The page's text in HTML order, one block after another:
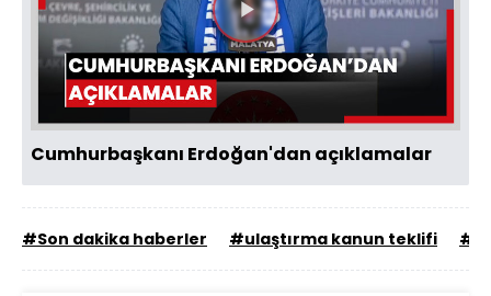
Videoyu
Oynat
Cumhurbaşkanı Erdoğan'dan açıklamalar
#Son dakika haberler #ulaştırma kanun teklifi